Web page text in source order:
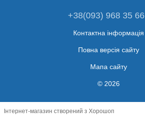
+38(093) 968 35 66
Контактна інформація
Повна версія сайту
Мапа сайту
© 2026
Інтернет-магазин створений з Хорошоп